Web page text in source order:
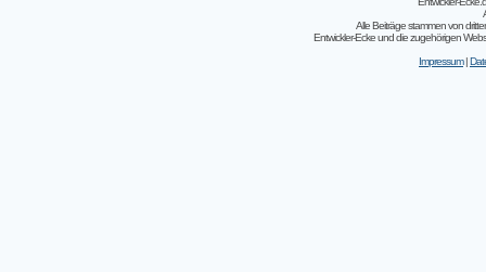
Alle Beiträge stammen von
Entwickler-Ecke und die zugehörigen
Impressum|